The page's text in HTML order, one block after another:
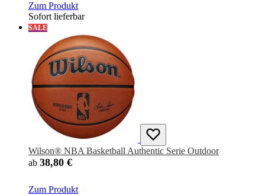
Zum Produkt
Sofort lieferbar
SALE
Wilson® NBA Basketball Authentic Serie Outdoor
ab 38,80 €
Zum Produkt